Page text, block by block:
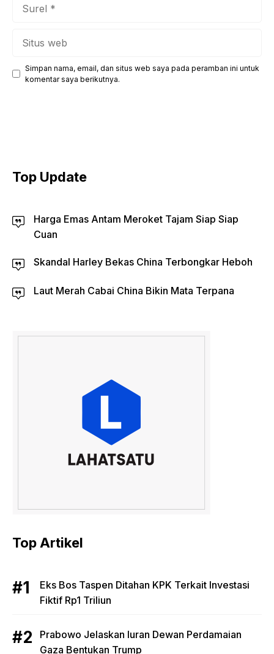
Simpan nama, email, dan situs web saya pada peramban ini untuk
komentar saya berikutnya.
Top Update
Harga Emas Antam Meroket Tajam Siap Siap
Cuan
Skandal Harley Bekas China Terbongkar Heboh
Laut Merah Cabai China Bikin Mata Terpana
Top Artikel
Eks Bos Taspen Ditahan KPK Terkait Investasi
Fiktif Rp1 Triliun
Prabowo Jelaskan Iuran Dewan Perdamaian
Gaza Bentukan Trump